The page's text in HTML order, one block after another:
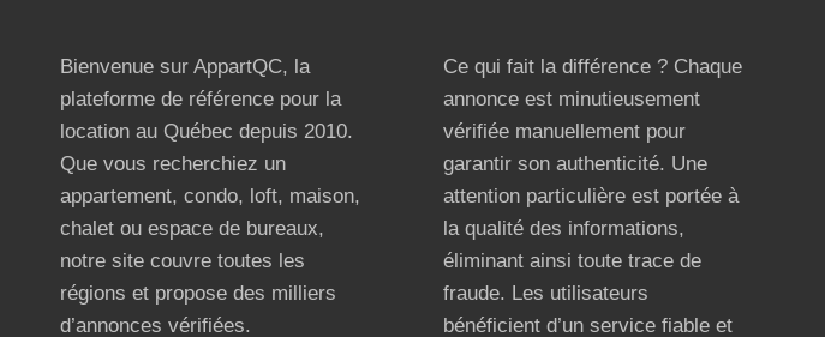
Bienvenue sur AppartQC, la
plateforme de référence pour la
location au Québec depuis 2010.
Que vous recherchiez un
appartement, condo, loft, maison,
chalet ou espace de bureaux,
notre site couvre toutes les
régions et propose des milliers
d’annonces vérifiées.
Ce qui fait la différence ? Chaque
annonce est minutieusement
vérifiée manuellement pour
garantir son authenticité. Une
attention particulière est portée à
la qualité des informations,
éliminant ainsi toute trace de
fraude. Les utilisateurs
bénéficient d’un service fiable et